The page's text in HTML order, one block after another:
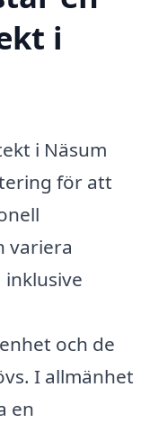
i
i Näsum
för att
variera
och de
I allmänhet
en